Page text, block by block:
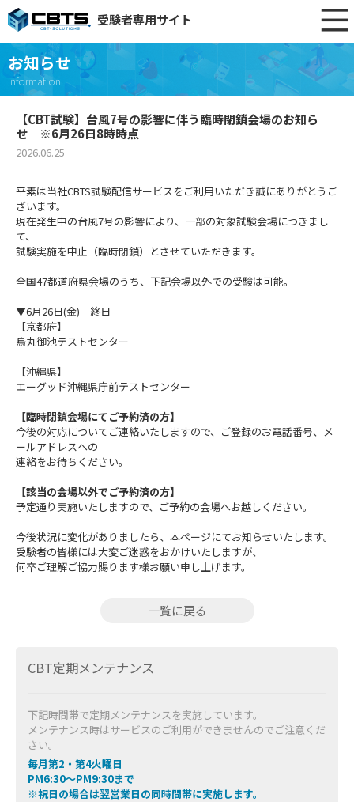
受験者専用サイト
お知らせ
Information
【CBT試験】台風7号の影響に伴う臨時閉鎖会場のお知ら
せ ※6月26日8時時点
2026.06.25
平素は当社CBTS試験配信サービスをご利用いただき誠にありがとうご
ざいます。
現在発生中の台風7号の影響により、一部の対象試験会場につきまし
て、
試験実施を中止（臨時閉鎖）とさせていただきます。
全国47都道府県会場のうち、下記会場以外での受験は可能。
▼6月26日(金) 終日
【京都府】
烏丸御池テストセンター
【沖縄県】
エーグッド沖縄県庁前テストセンター
【臨時閉鎖会場にてご予約済の方】
今後の対応についてご連絡いたしますので、ご登録のお電話番号、メ
ールアドレスへの
連絡をお待ちください。
【該当の会場以外でご予約済の方】
予定通り実施いたしますので、ご予約の会場へお越しください。
今後状況に変化がありましたら、本ページにてお知らせいたします。
受験者の皆様には大変ご迷惑をおかけいたしますが、
何卒ご理解ご協力賜ります様お願い申し上げます。
一覧に戻る
CBT定期メンテナンス
下記時間帯で定期メンテナンスを実施しています。
メンテナンス時はサービスのご利用ができませんのでご注意くだ
さい。
毎月第2・第4火曜日
PM6:30～PM9:30まで
※祝日の場合は翌営業日の同時間帯に実施します。